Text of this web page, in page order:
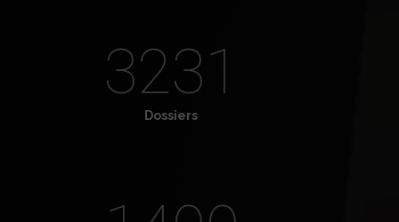
3500
Dossiers